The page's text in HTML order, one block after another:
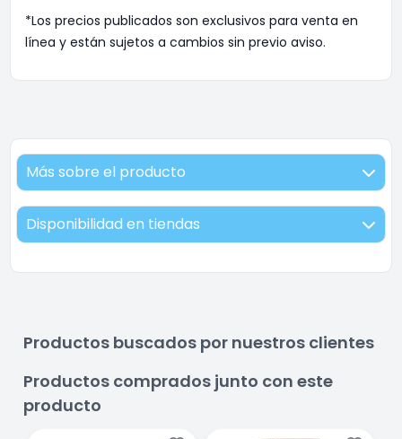
*Los precios publicados son exclusivos para venta en
línea y están sujetos a cambios sin previo aviso.
Más sobre el producto
Disponibilidad en tiendas
Productos buscados por nuestros clientes
Productos comprados junto con este
producto